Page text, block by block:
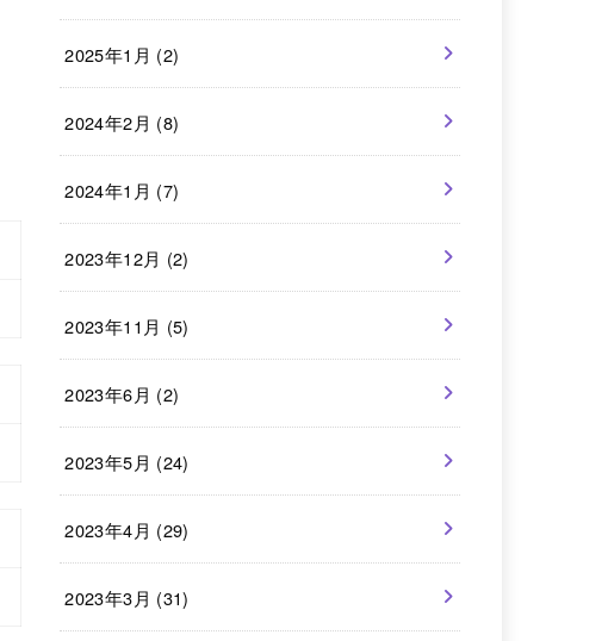
2025年1月 (2)
2024年2月 (8)
2024年1月 (7)
2023年12月 (2)
2023年11月 (5)
2023年6月 (2)
2023年5月 (24)
2023年4月 (29)
2023年3月 (31)